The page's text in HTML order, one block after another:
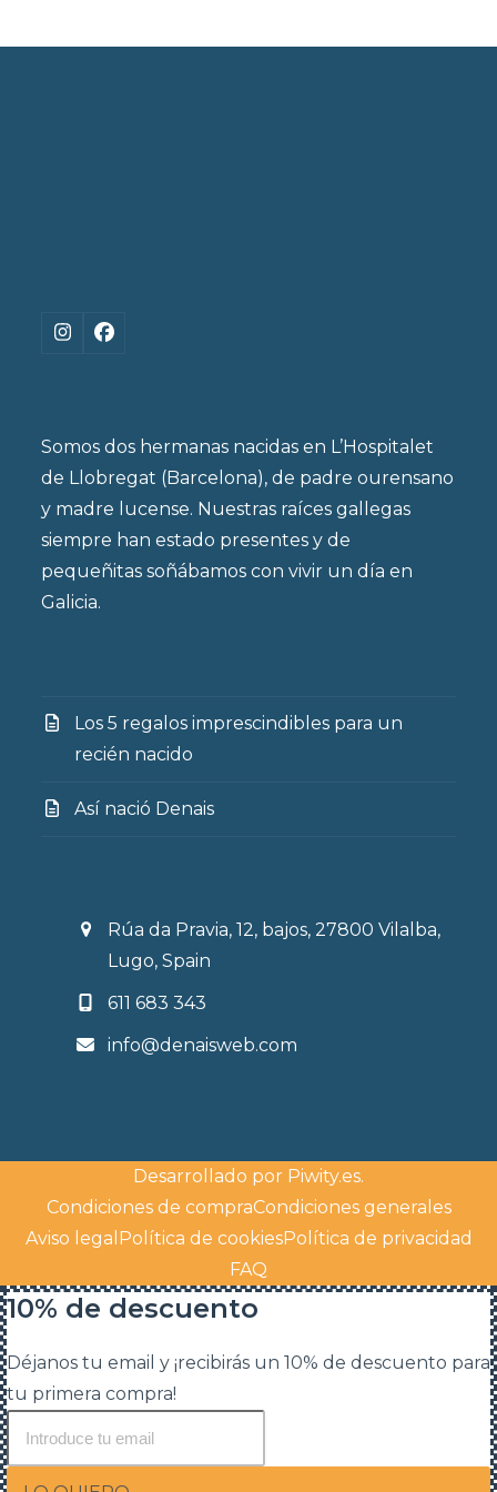
Instagram
Facebook
Somos dos hermanas nacidas en L’Hospitalet
de Llobregat (Barcelona), de padre ourensano
y madre lucense. Nuestras raíces gallegas
siempre han estado presentes y de
pequeñitas soñábamos con vivir un día en
Galicia.
Los 5 regalos imprescindibles para un
recién nacido
Así nació Denais
Rúa da Pravia, 12, bajos, 27800 Vilalba,
Lugo, Spain
611 683 343
info@denaisweb.com
Desarrollado por Piwity.es.
Condiciones de compraCondiciones generales
Aviso legal Política de cookiesPolítica de privacidad
FAQ
10% de descuento
Déjanos tu email y ¡recibirás un 10% de descuento para
tu primera compra!